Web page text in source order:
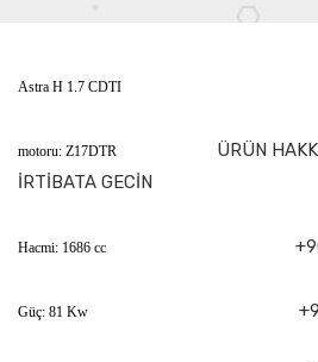
Astra H 1.7 CDTI
motoru: Z17DTR ÜRÜN
İRTİBATA GECİN
Hacmi: 1686 cc
Güç: 81 Kw